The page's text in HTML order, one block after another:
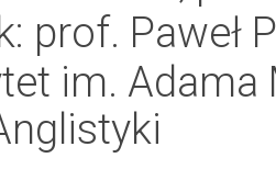
prof. Paweł
im.